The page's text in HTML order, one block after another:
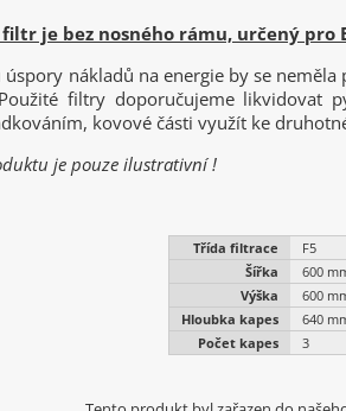
filtr je bez nosného rámu, určený pro
nákladů na energie by se
filtry doporučujeme likvidovat
kovové části využít ke
je pouze ilustrativní !
Třída filtrace
F5
Šířka
600
Výška
600
Hloubka kapes
640
Počet kapes
3